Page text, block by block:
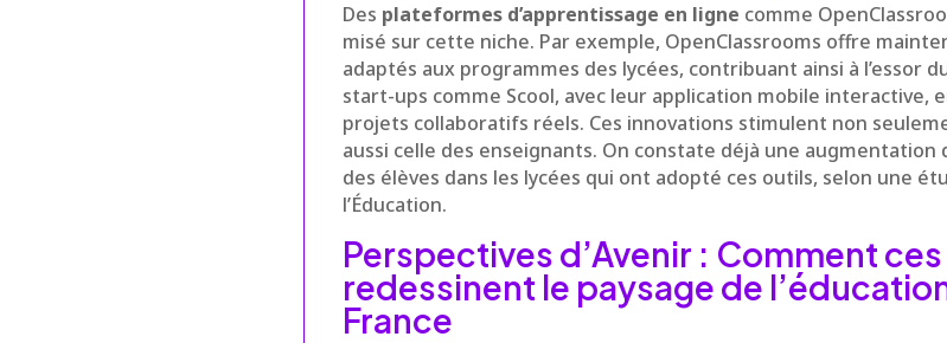
Des plateformes d’apprentissage en ligne comme
misé sur cette niche. Par exemple, OpenClassrooms offre
adaptés aux programmes des lycées, contribuant ainsi à l’essor
start-ups comme Scool, avec leur application mobile interactive,
projets collaboratifs réels. Ces innovations stimulent non
aussi celle des enseignants. On constate déjà une augmentation
des élèves dans les lycées qui ont adopté ces outils, selon une
l’Éducation.
Perspectives d’Avenir : Comment
redessinent le paysage de
France